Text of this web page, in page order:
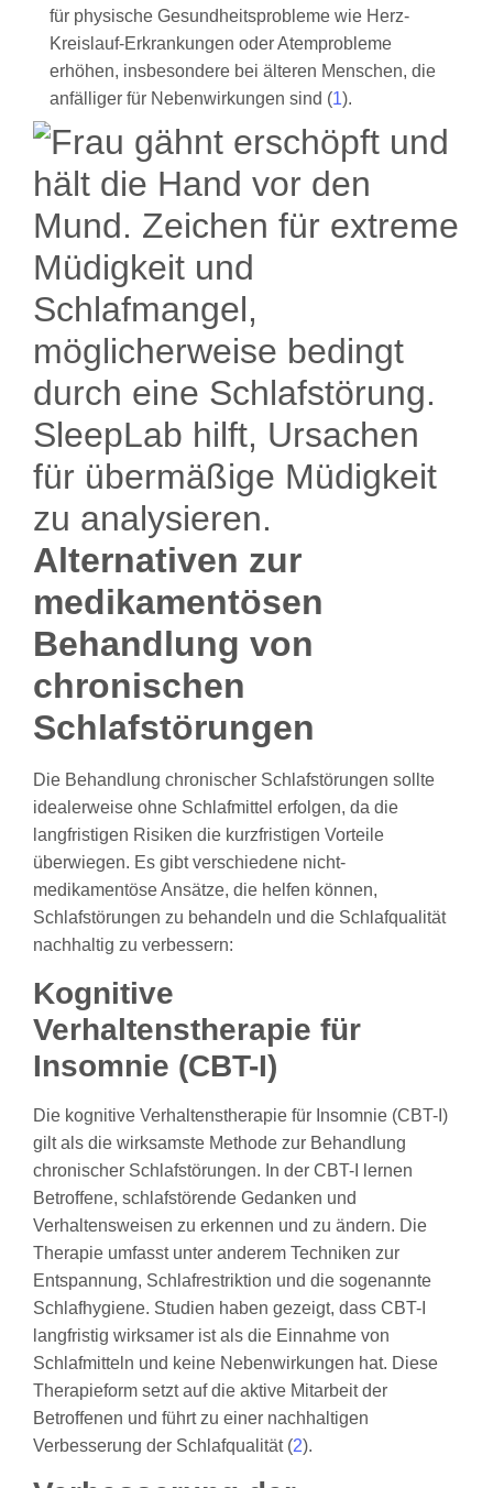
für physische Gesundheitsprobleme wie Herz-
Kreislauf-Erkrankungen oder Atemprobleme
erhöhen, insbesondere bei älteren Menschen, die
anfälliger für Nebenwirkungen sind (1).
Alternativen zur
medikamentösen
Behandlung von
chronischen
Schlafstörungen
Die Behandlung chronischer Schlafstörungen sollte
idealerweise ohne Schlafmittel erfolgen, da die
langfristigen Risiken die kurzfristigen Vorteile
überwiegen. Es gibt verschiedene nicht-
medikamentöse Ansätze, die helfen können,
Schlafstörungen zu behandeln und die Schlafqualität
nachhaltig zu verbessern:
Kognitive
Verhaltenstherapie für
Insomnie (CBT-I)
Die kognitive Verhaltenstherapie für Insomnie (CBT-I)
gilt als die wirksamste Methode zur Behandlung
chronischer Schlafstörungen. In der CBT-I lernen
Betroffene, schlafstörende Gedanken und
Verhaltensweisen zu erkennen und zu ändern. Die
Therapie umfasst unter anderem Techniken zur
Entspannung, Schlafrestriktion und die sogenannte
Schlafhygiene. Studien haben gezeigt, dass CBT-I
langfristig wirksamer ist als die Einnahme von
Schlafmitteln und keine Nebenwirkungen hat. Diese
Therapieform setzt auf die aktive Mitarbeit der
Betroffenen und führt zu einer nachhaltigen
Verbesserung der Schlafqualität (2).